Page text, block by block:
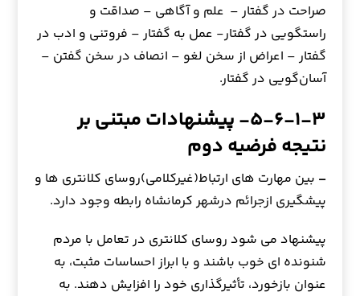
صراحت در گفتار – علم و آگاهي – صداقت و
راستگويي در گفتار- عمل به گفتار – فروتني و ادب در
گفتار – اعراض از سخن لغو – انصاف در سخن گفتن –
آسان‌گويي در گفتار.
۵-۶-۱-۳- پیشنهادات مبتنی بر
نتیجه فرضیه دوم
– بین مهارت های ارتباط(غیرکلامی)روسای کلانتری ها و
پیشگیری ازجرائم درشهر کرمانشاه رابطه وجود دارد.
پیشنهاد می شود روسای کلانتری در تعامل با مردم
شنونده ای خوب باشند و با ابراز احساسات مثبت، به
عنوان بازخورد، تأثيرگذارى خود را افزايش دهند. به